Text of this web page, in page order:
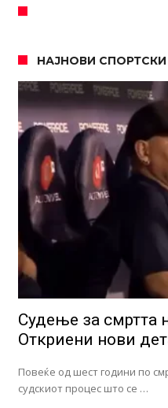
НАЈНОВИ СПОРТСКИ
Судење за смртта
Откриени нови
Повеќе од шест години по
судскиот процес што се …